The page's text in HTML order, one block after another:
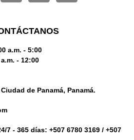
a.m. - 5:00
- 12:00
de Panamá, Panamá.
7 - 365 días: +507 6780 3169 / +507